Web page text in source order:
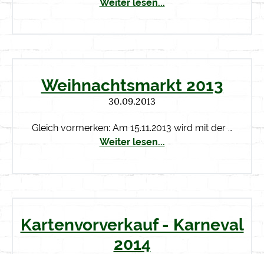
Weiter lesen...
Weihnachtsmarkt 2013
30.09.2013
Gleich vormerken: Am 15.11.2013 wird mit der …
Weiter lesen...
Kartenvorverkauf - Karneval
2014